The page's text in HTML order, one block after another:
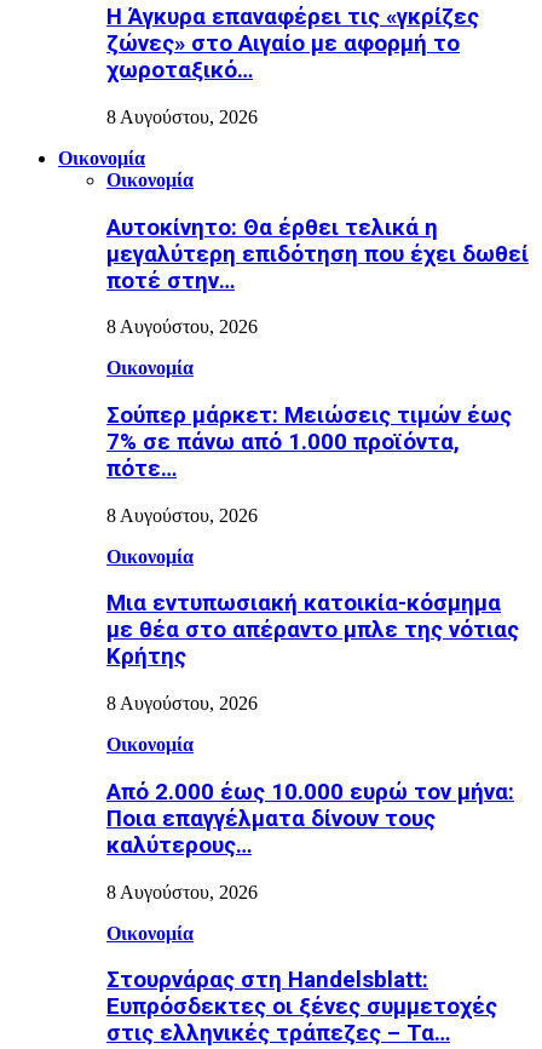
Η Άγκυρα επαναφέρει τις «γκρίζες
ζώνες» στο Αιγαίο με αφορμή το
χωροταξικό…
8 Αυγούστου, 2026
Οικονομία
Οικονομία
Αυτοκίνητο: Θα έρθει τελικά η
μεγαλύτερη επιδότηση που έχει δωθεί
ποτέ στην…
8 Αυγούστου, 2026
Οικονομία
Σούπερ μάρκετ: Μειώσεις τιμών έως
7% σε πάνω από 1.000 προϊόντα,
πότε…
8 Αυγούστου, 2026
Οικονομία
Μια εντυπωσιακή κατοικία-κόσμημα
με θέα στο απέραντο μπλε της νότιας
Κρήτης
8 Αυγούστου, 2026
Οικονομία
Από 2.000 έως 10.000 ευρώ τον μήνα:
Ποια επαγγέλματα δίνουν τους
καλύτερους…
8 Αυγούστου, 2026
Οικονομία
Στουρνάρας στη Handelsblatt:
Ευπρόσδεκτες οι ξένες συμμετοχές
στις ελληνικές τράπεζες – Τα…